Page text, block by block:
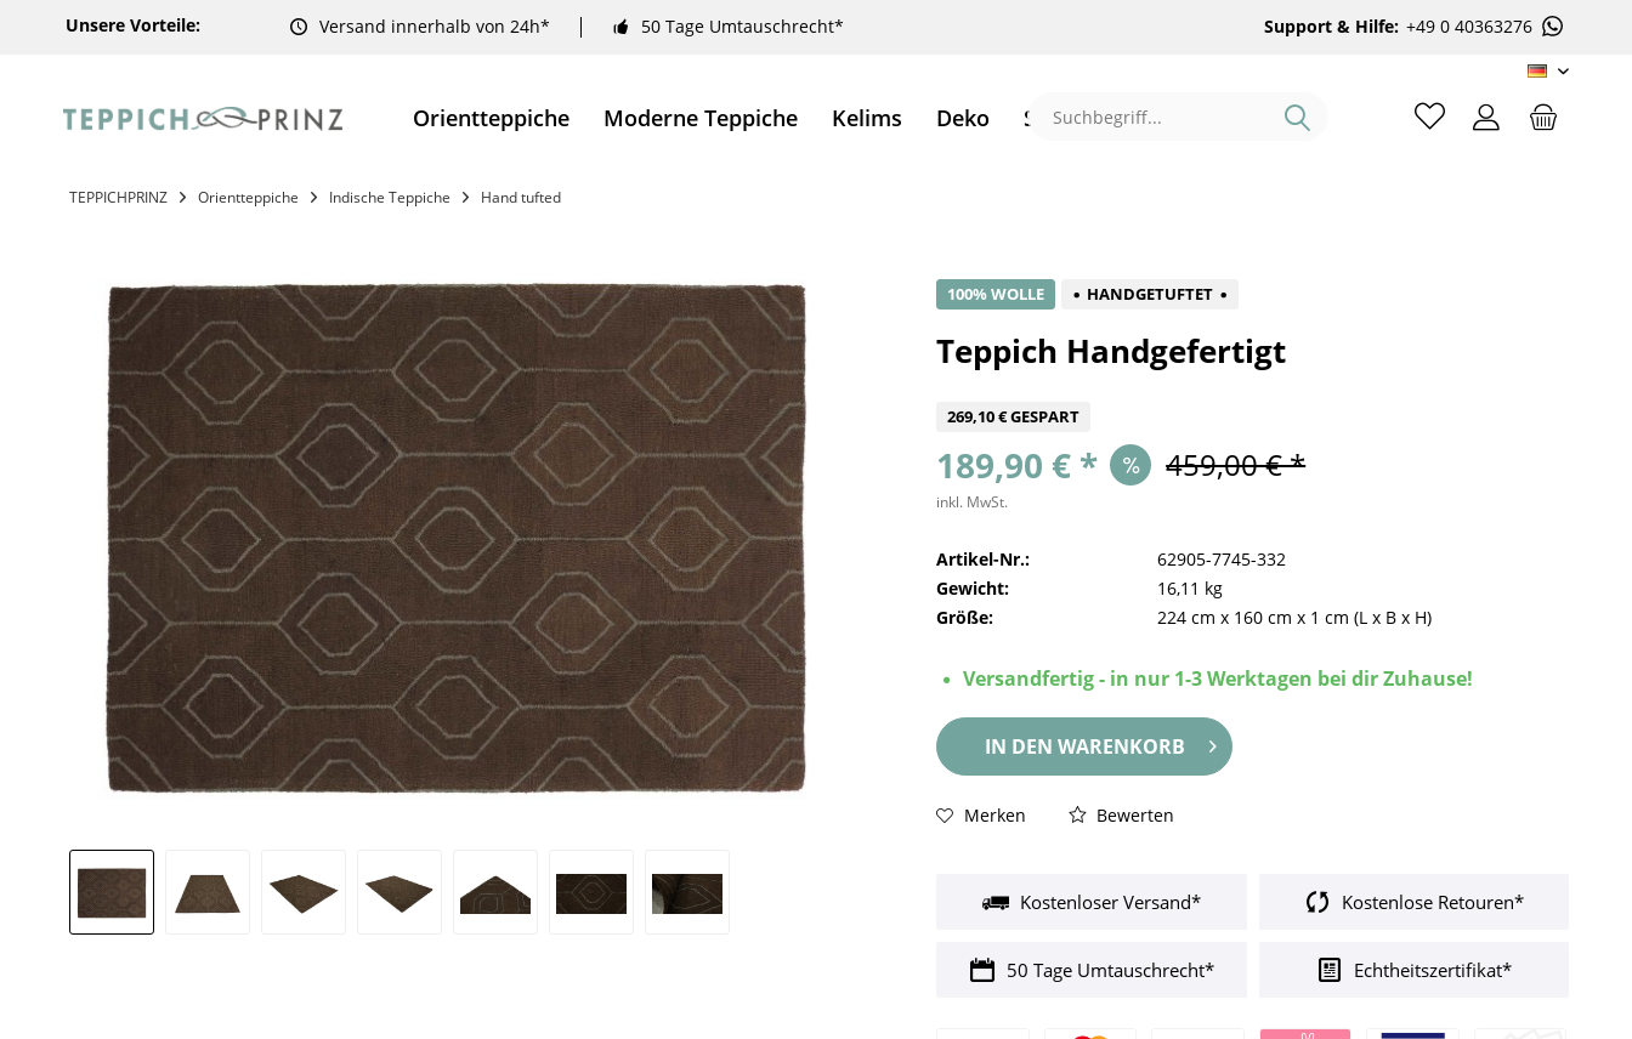
Unsere Vorteile: Versand innerhalb von 24h* 50 Tage Umtauschrecht* Support & Hilfe: +49 0 40363276
DE
Orientteppiche Moderne Teppiche Kelims Deko Sale %
TEPPICHPRINZ Orientteppiche Indische Teppiche Hand tufted
100% WOLLE HANDGETUFTET
Teppich Handgefertigt
269,10 € GESPART
189,90 € * 459,00 € *
inkl. MwSt.
Artikel-Nr.:
62905-7745-332
Gewicht:
16,11 kg
Größe:
224 cm x 160 cm x 1 cm (L x B x H)
Versandfertig - in nur 1-3 Werktagen bei dir Zuhause!
IN DEN WARENKORB
Merken Bewerten
Kostenloser Versand* Kostenlose Retouren*
50 Tage Umtauschrecht* Echtheitszertifikat*